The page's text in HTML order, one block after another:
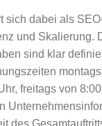
sich dabei als
und Skalierung.
sind klar
freitags von
des